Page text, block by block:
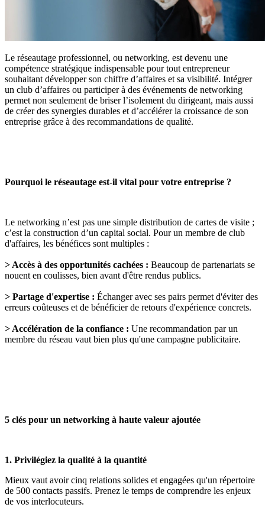
Le réseautage professionnel, ou networking, est devenu une
compétence stratégique indispensable pour tout entrepreneur
souhaitant développer son chiffre d’affaires et sa visibilité. Intégrer
un club d’affaires ou participer à des événements de networking
permet non seulement de briser l’isolement du dirigeant, mais aussi
de créer des synergies durables et d’accélérer la croissance de son
entreprise grâce à des recommandations de qualité.
Pourquoi le réseautage est-il vital pour votre entreprise ?
Le networking n’est pas une simple distribution de cartes de visite ;
c’est la construction d’un capital social. Pour un membre de club
d'affaires, les bénéfices sont multiples :
> Accès à des opportunités cachées : Beaucoup de partenariats se
nouent en coulisses, bien avant d'être rendus publics.
> Partage d'expertise : Échanger avec ses pairs permet d'éviter des
erreurs coûteuses et de bénéficier de retours d'expérience concrets.
> Accélération de la confiance : Une recommandation par un
membre du réseau vaut bien plus qu'une campagne publicitaire.
5 clés pour un networking à haute valeur ajoutée
1. Privilégiez la qualité à la quantité
Mieux vaut avoir cinq relations solides et engagées qu'un répertoire
de 500 contacts passifs. Prenez le temps de comprendre les enjeux
de vos interlocuteurs.